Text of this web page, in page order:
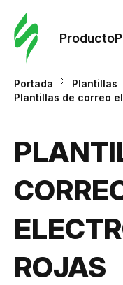
Producto
Portada
Plantillas
Plantillas de correo
ROJAS